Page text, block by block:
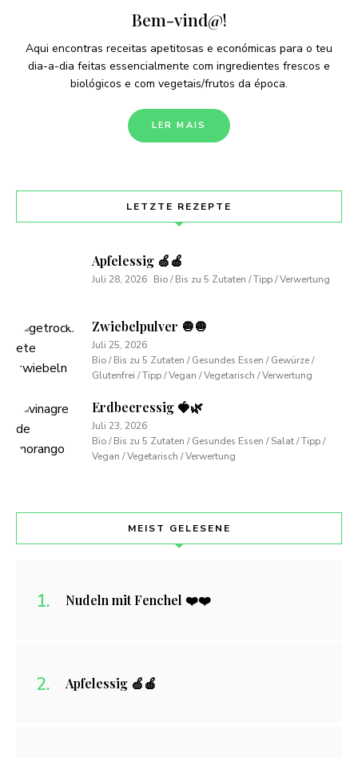
Bem-vind@!
Aqui encontras receitas apetitosas e económicas para o teu
dia-a-dia feitas essencialmente com ingredientes frescos e
biológicos e com vegetais/frutos da época.
LER MAIS
LETZTE REZEPTE
Apfelessig 🍏🍎
Juli 28, 2026 Bio / Bis zu 5 Zutaten / Tipp / Verwertung
Zwiebelpulver 🧅🧅
Juli 25, 2026
Bio / Bis zu 5 Zutaten / Gesundes Essen / Gewürze /
Glutenfrei / Tipp / Vegan / Vegetarisch / Verwertung
Erdbeeressig 🍓🌿
Juli 23, 2026
Bio / Bis zu 5 Zutaten / Gesundes Essen / Salat / Tipp /
Vegan / Vegetarisch / Verwertung
MEIST GELESENE
Nudeln mit Fenchel ❤️❤️
Apfelessig 🍏🍎